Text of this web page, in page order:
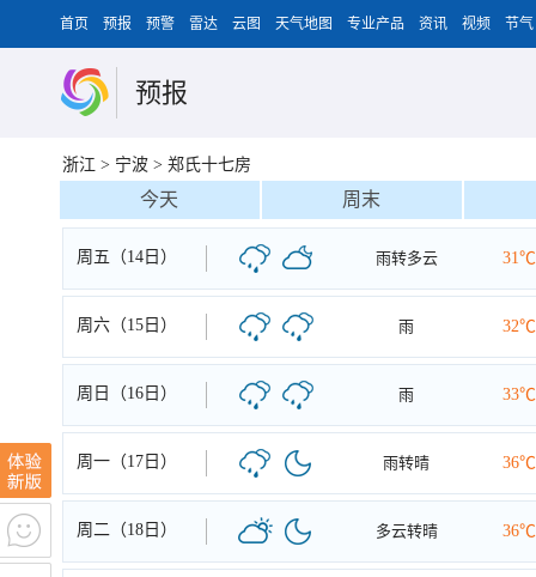
首页 预报 预警 雷达 云图 天气地图 专业产品 资讯 视频 节气
预报
浙江 > 宁波 > 郑氏十七房
今天 周末
周五（14日） 雨转多云 31℃
周六（15日） 雨 32℃
周日（16日） 雨 33℃
周一（17日） 雨转晴 36℃
周二（18日） 多云转晴 36℃